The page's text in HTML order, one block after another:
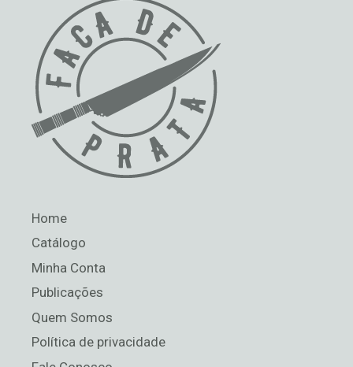
Home
Catálogo
Minha Conta
Publicações
Quem Somos
Política de privacidade